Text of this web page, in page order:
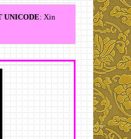
UNICODE: Xin